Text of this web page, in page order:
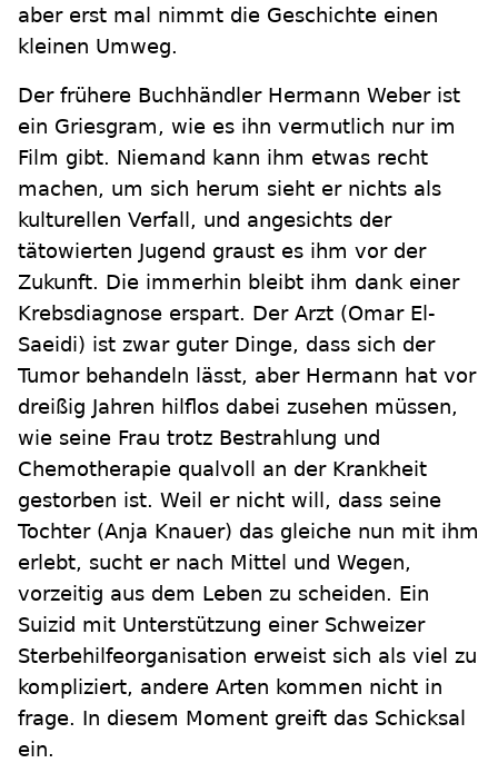
aber erst mal nimmt die Geschichte einen
kleinen Umweg.
Der frühere Buchhändler Hermann Weber ist
ein Griesgram, wie es ihn vermutlich nur im
Film gibt. Niemand kann ihm etwas recht
machen, um sich herum sieht er nichts als
kulturellen Verfall, und angesichts der
tätowierten Jugend graust es ihm vor der
Zukunft. Die immerhin bleibt ihm dank einer
Krebsdiagnose erspart. Der Arzt (Omar El-
Saeidi) ist zwar guter Dinge, dass sich der
Tumor behandeln lässt, aber Hermann hat vor
dreißig Jahren hilflos dabei zusehen müssen,
wie seine Frau trotz Bestrahlung und
Chemotherapie qualvoll an der Krankheit
gestorben ist. Weil er nicht will, dass seine
Tochter (Anja Knauer) das gleiche nun mit ihm
erlebt, sucht er nach Mittel und Wegen,
vorzeitig aus dem Leben zu scheiden. Ein
Suizid mit Unterstützung einer Schweizer
Sterbehilfeorganisation erweist sich als viel zu
kompliziert, andere Arten kommen nicht in
frage. In diesem Moment greift das Schicksal
ein.